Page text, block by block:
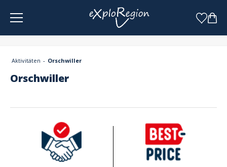
Aktivitäten Orschwiller
Orschwiller